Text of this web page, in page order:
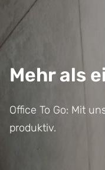
Mehr als
Office To Go: Mit
produktiv.